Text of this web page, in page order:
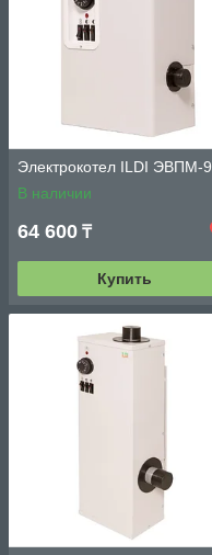
Электрокотел ILDI ЭВПМ-9
В наличии
64 600 ₸
Купить